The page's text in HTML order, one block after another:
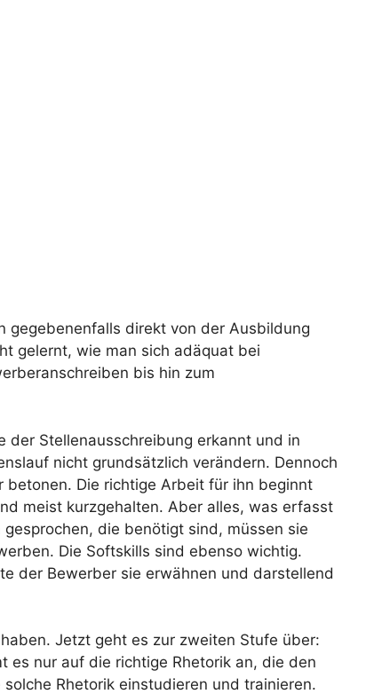
gegebenenfalls direkt von der Ausbildung
gelernt, wie man sich adäquat bei
bis hin zum
der Stellenausschreibung erkannt und in
nicht grundsätzlich verändern. Dennoch
Die richtige Arbeit für ihn beginnt
meist kurzgehalten. Aber alles, was erfasst
die benötigt sind, müssen sie
Die Softskills sind ebenso wichtig.
der Bewerber sie erwähnen und darstellend
Jetzt geht es zur zweiten Stufe über:
es nur auf die richtige Rhetorik an, die den
solche Rhetorik einstudieren und trainieren.